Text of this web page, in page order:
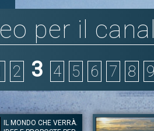
per il
2 3 4 5 6 7 8 9
IL MONDO CHE VERRÀ.